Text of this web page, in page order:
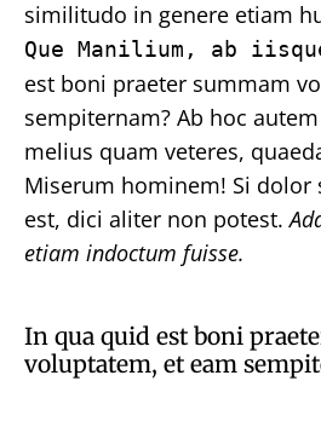
similitudo in genere etiam
Que Manilium, ab
est boni praeter summam
sempiternam? Ab hoc
melius quam veteres,
Miserum hominem! Si
est, dici aliter non potest.
etiam indoctum fuisse.
In qua quid est boni
voluptatem, et eam